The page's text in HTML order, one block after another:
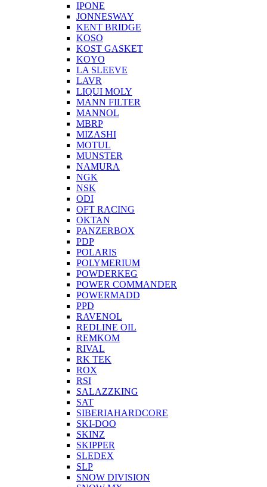
IPONE
JONNESWAY
KENT BRIDGE
KOSO
KOST GASKET
KOYO
LA SLEEVE
LAVR
LIQUI MOLY
MANN FILTER
MANNOL
MBRP
MIZASHI
MOTUL
MUNSTER
NAMURA
NGK
NSK
ODI
OFT RACING
OKTAN
PANZERBOX
PDP
POLARIS
POLYMERIUM
POWDERKEG
POWER COMMANDER
POWERMADD
PPD
RAVENOL
REDLINE OIL
REMKOM
RIVAL
RK TEK
ROX
RSI
SALAZZKING
SAT
SIBERIAHARDCORE
SKI-DOO
SKINZ
SKIPPER
SLEDEX
SLP
SNOW DIVISION